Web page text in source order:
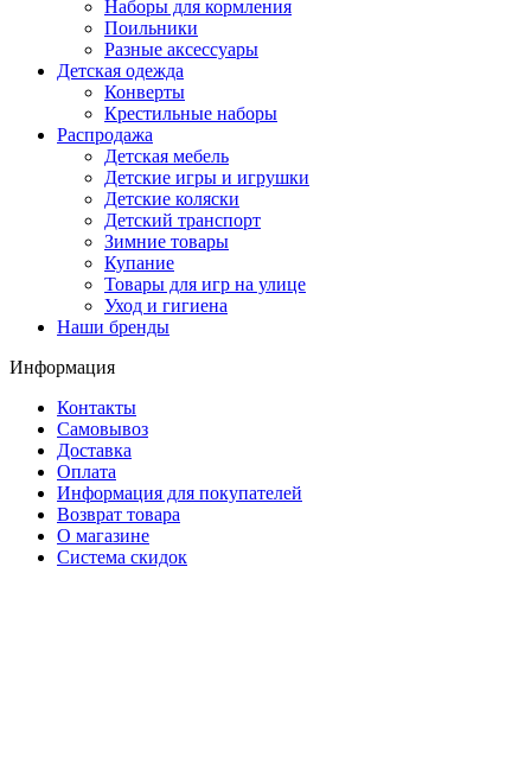
Наборы для кормления
Поильники
Разные аксессуары
Детская одежда
Конверты
Крестильные наборы
Распродажа
Детская мебель
Детские игры и игрушки
Детские коляски
Детский транспорт
Зимние товары
Купание
Товары для игр на улице
Уход и гигиена
Наши бренды
Информация
Контакты
Самовывоз
Доставка
Оплата
Информация для покупателей
Возврат товара
О магазине
Система скидок